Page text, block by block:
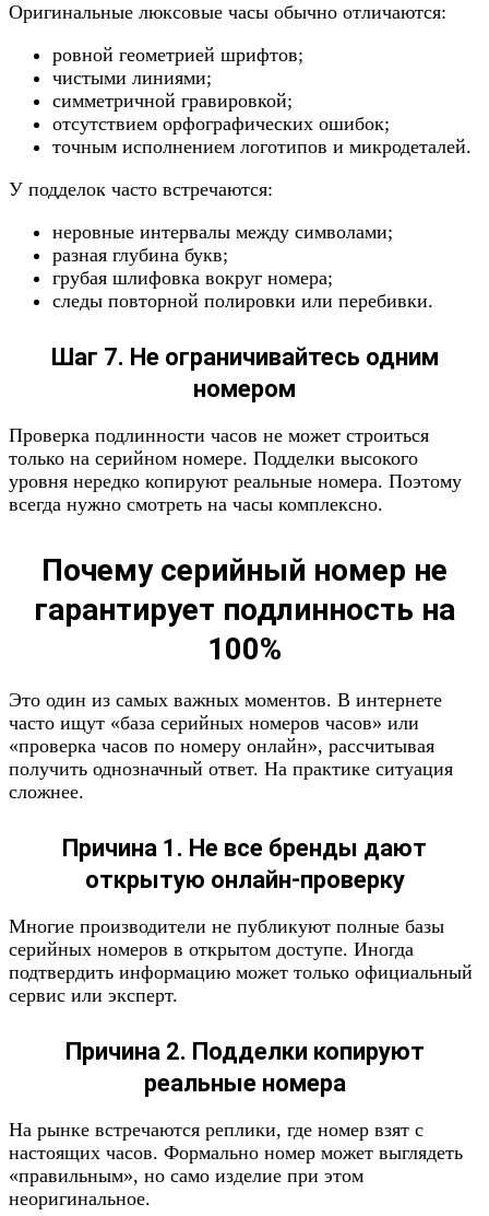
Оригинальные люксовые часы обычно отличаются:
ровной геометрией шрифтов;
чистыми линиями;
симметричной гравировкой;
отсутствием орфографических ошибок;
точным исполнением логотипов и микродеталей.
У подделок часто встречаются:
неровные интервалы между символами;
разная глубина букв;
грубая шлифовка вокруг номера;
следы повторной полировки или перебивки.
Шаг 7. Не ограничивайтесь одним
номером
Проверка подлинности часов не может строиться
только на серийном номере. Подделки высокого
уровня нередко копируют реальные номера. Поэтому
всегда нужно смотреть на часы комплексно.
Почему серийный номер не
гарантирует подлинность на
100%
Это один из самых важных моментов. В интернете
часто ищут «база серийных номеров часов» или
«проверка часов по номеру онлайн», рассчитывая
получить однозначный ответ. На практике ситуация
сложнее.
Причина 1. Не все бренды дают
открытую онлайн-проверку
Многие производители не публикуют полные базы
серийных номеров в открытом доступе. Иногда
подтвердить информацию может только официальный
сервис или эксперт.
Причина 2. Подделки копируют
реальные номера
На рынке встречаются реплики, где номер взят с
настоящих часов. Формально номер может выглядеть
«правильным», но само изделие при этом
неоригинальное.